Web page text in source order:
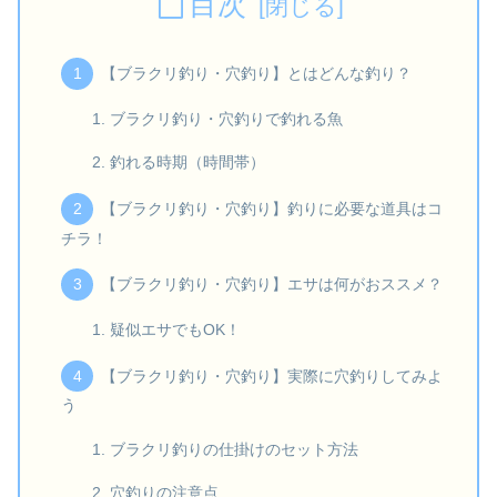
【ブラクリ釣り・穴釣り】とはどんな釣り？
ブラクリ釣り・穴釣りで釣れる魚
釣れる時期（時間帯）
【ブラクリ釣り・穴釣り】釣りに必要な道具はコ
チラ！
【ブラクリ釣り・穴釣り】エサは何がおススメ？
疑似エサでもOK！
【ブラクリ釣り・穴釣り】実際に穴釣りしてみよ
う
ブラクリ釣りの仕掛けのセット方法
穴釣りの注意点